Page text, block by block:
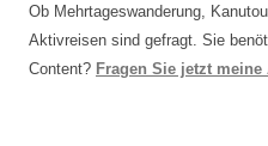
Ob Mehrtageswanderung,
Aktivreisen sind gefragt. Sie
Content? Fragen Sie jetzt meine